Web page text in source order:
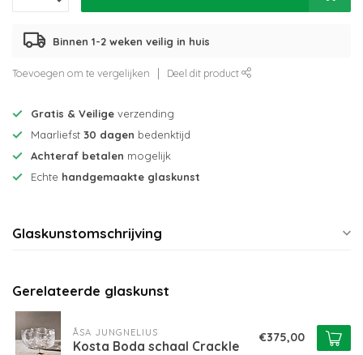
Binnen 1-2 weken veilig in huis
Toevoegen om te vergelijken Deel dit product
Gratis & Veilige verzending
Maarliefst 30 dagen bedenktijd
Achteraf betalen mogelijk
Echte handgemaakte glaskunst
Glaskunstomschrijving
Gerelateerde glaskunst
ÅSA JUNGNELIUS
Kosta Boda schaal Crackle
€375,00